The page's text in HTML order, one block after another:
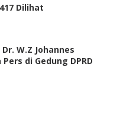
Dilihat
W.Z Johannes
di Gedung DPRD